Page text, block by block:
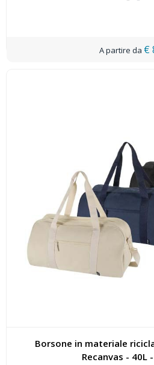
€
Borsone in materiale
Recanvas - 40L